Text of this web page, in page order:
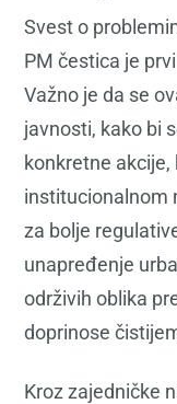
Svest o
PM čestica je
Važno je da se
javnosti, kako bi
konkretne akcije,
institucionalnom
za bolje
unapređenje
održivih oblika
doprinose
Kroz zajedničke